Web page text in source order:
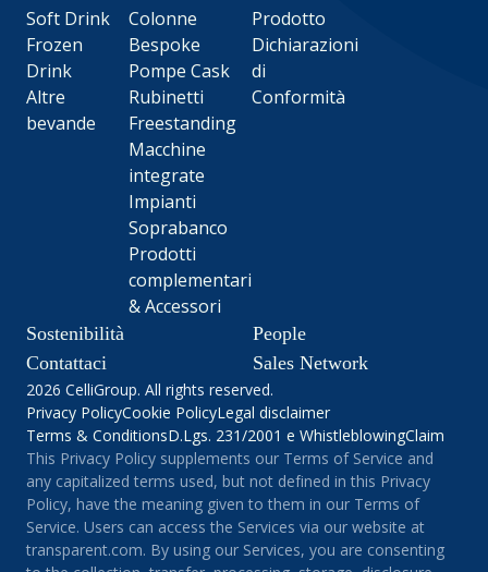
Soft Drink
Frozen
Drink
Altre
bevande
Colonne
Bespoke
Pompe Cask
Rubinetti
Freestanding
Macchine
integrate
Impianti
Soprabanco
Prodotti
complementari
& Accessori
Prodotto
Dichiarazioni
di
Conformità
Sostenibilità
People
Contattaci
Sales Network
2026 CelliGroup. All rights reserved.
Privacy PolicyCookie PolicyLegal disclaimer
Terms & ConditionsD.Lgs. 231/2001 e WhistleblowingClaim
This Privacy Policy supplements our Terms of Service and
any capitalized terms used, but not defined in this Privacy
Policy, have the meaning given to them in our Terms of
Service. Users can access the Services via our website at
transparent.com. By using our Services, you are consenting